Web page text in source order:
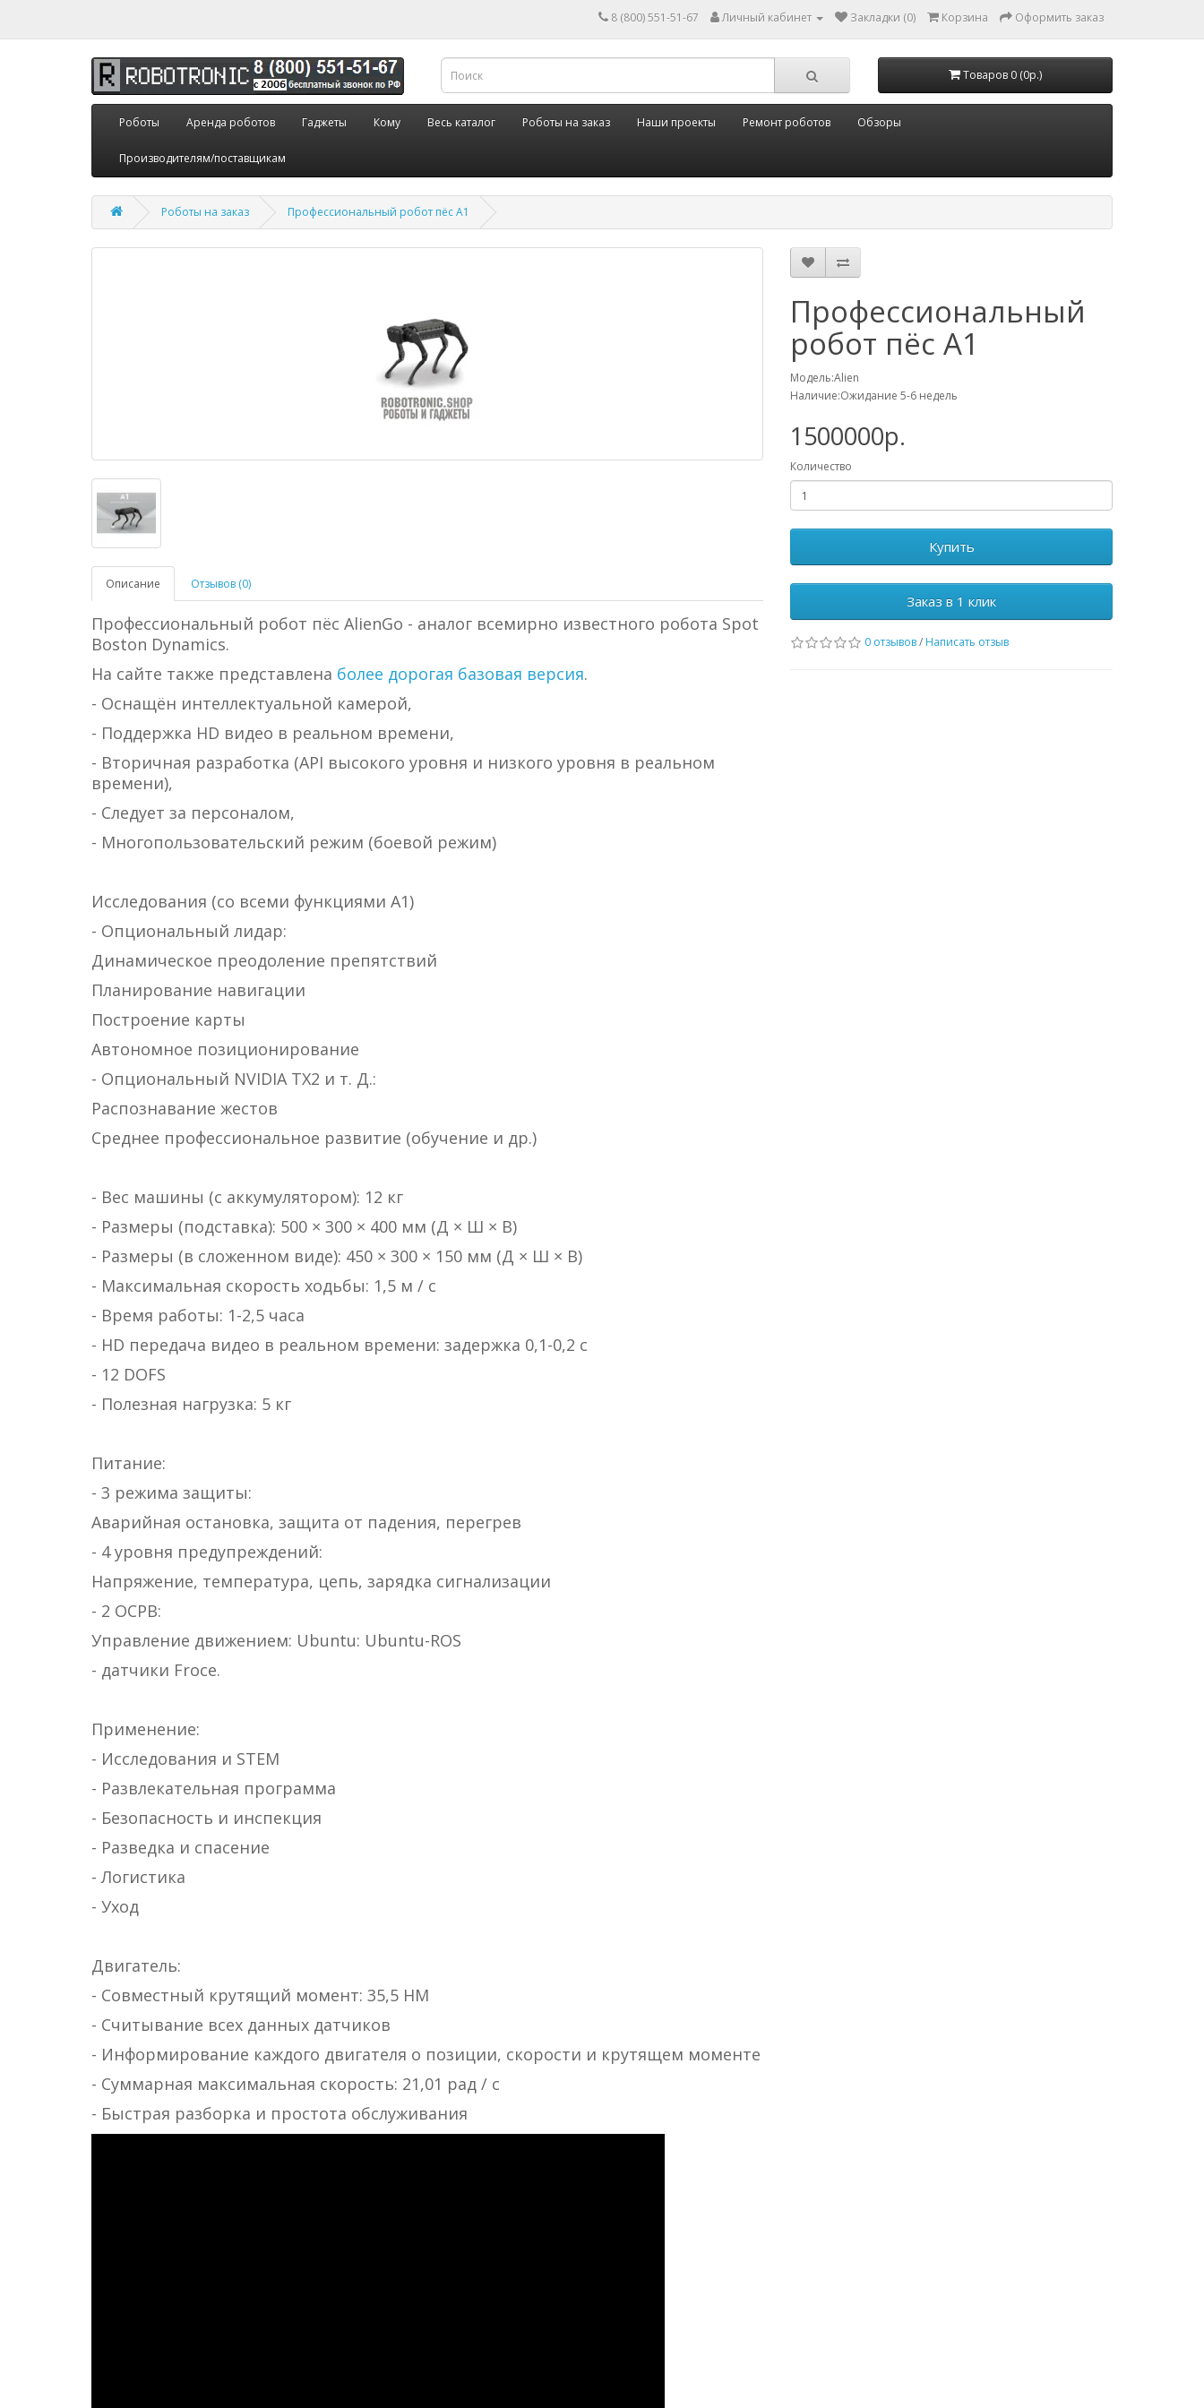
8 (800) 551-51-67 Личный кабинет Закладки (0) Корзина Оформить заказ
Товаров 0 (0р.)
Роботы Аренда роботов Гаджеты Кому Весь каталог Роботы на заказ Наши проекты Ремонт роботов Обзоры
Производителям/поставщикам
Роботы на заказ Профессиональный робот пёс A1
Описание Отзывов (0)
Профессиональный робот пёс AlienGo - аналог всемирно известного робота Spot
Boston Dynamics.
На сайте также представлена более дорогая базовая версия.
- Оснащён интеллектуальной камерой,
- Поддержка HD видео в реальном времени,
- Вторичная разработка (API высокого уровня и низкого уровня в реальном
времени),
- Следует за персоналом,
- Многопользовательский режим (боевой режим)
Исследования (со всеми функциями А1)
- Опциональный лидар:
Динамическое преодоление препятствий
Планирование навигации
Построение карты
Автономное позиционирование
- Опциональный NVIDIA TX2 и т. Д.:
Распознавание жестов
Среднее профессиональное развитие (обучение и др.)
- Вес машины (с аккумулятором): 12 кг
- Размеры (подставка): 500 × 300 × 400 мм (Д × Ш × В)
- Размеры (в сложенном виде): 450 × 300 × 150 мм (Д × Ш × В)
- Максимальная скорость ходьбы: 1,5 м / с
- Время работы: 1-2,5 часа
- HD передача видео в реальном времени: задержка 0,1-0,2 с
- 12 DOFS
- Полезная нагрузка: 5 кг
Питание:
- 3 режима защиты:
Аварийная остановка, защита от падения, перегрев
- 4 уровня предупреждений:
Напряжение, температура, цепь, зарядка сигнализации
- 2 ОСРВ:
Управление движением: Ubuntu: Ubuntu-ROS
- датчики Froce.
Применение:
- Исследования и STEM
- Развлекательная программа
- Безопасность и инспекция
- Разведка и спасение
- Логистика
- Уход
Двигатель:
- Совместный крутящий момент: 35,5 НМ
- Считывание всех данных датчиков
- Информирование каждого двигателя о позиции, скорости и крутящем моменте
- Суммарная максимальная скорость: 21,01 рад / с
- Быстрая разборка и простота обслуживания
Профессиональный
робот пёс A1
Модель:Alien
Наличие:Ожидание 5-6 недель
1500000р.
Количество
Купить
Заказ в 1 клик
0 отзывов/ Написать отзыв